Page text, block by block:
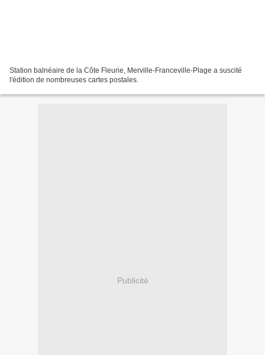
Station balnéaire de la Côte Fleurie, Merville-Franceville-Plage a suscité
l'édition de nombreuses cartes postales.
Publicité